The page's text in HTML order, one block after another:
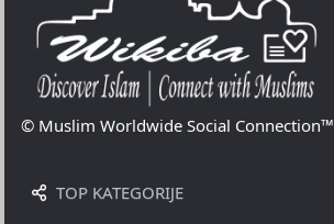
© Muslim Worldwide Social Connection™
TOP KATEGORIJE